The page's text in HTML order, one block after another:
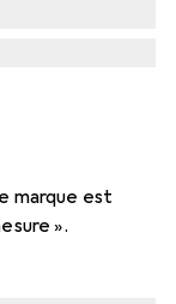
marque est
».